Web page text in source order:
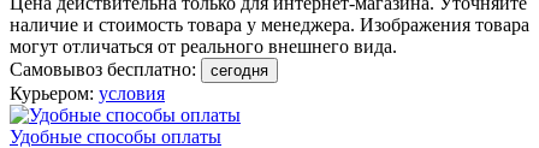
наличие и стоимость товара у менеджера. Изображения товара
могут отличаться от реального внешнего вида.
Самовывоз бесплатно:
сегодня
Курьером: условия
Удобные способы оплаты